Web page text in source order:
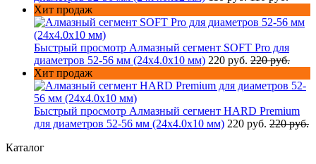
Хит продаж
Быстрый просмотр Алмазный сегмент SOFT Pro для
диаметров 52-56 мм (24х4.0х10 мм) 220 руб. 220 руб.
Хит продаж
Быстрый просмотр Алмазный сегмент HARD Premium
для диаметров 52-56 мм (24х4.0х10 мм) 220 руб. 220 руб.
Каталог